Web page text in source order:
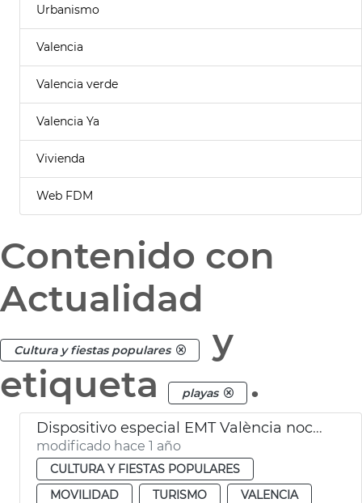
Urbanismo
Valencia
Valencia verde
Valencia Ya
Vivienda
Web FDM
Contenido con
Actualidad
Cultura y fiestas populares
y
etiqueta
playas .
Dispositivo especial EMT València noche San Juan
modificado hace 1 año
CULTURA Y FIESTAS POPULARES
MOVILIDAD
TURISMO
VALENCIA